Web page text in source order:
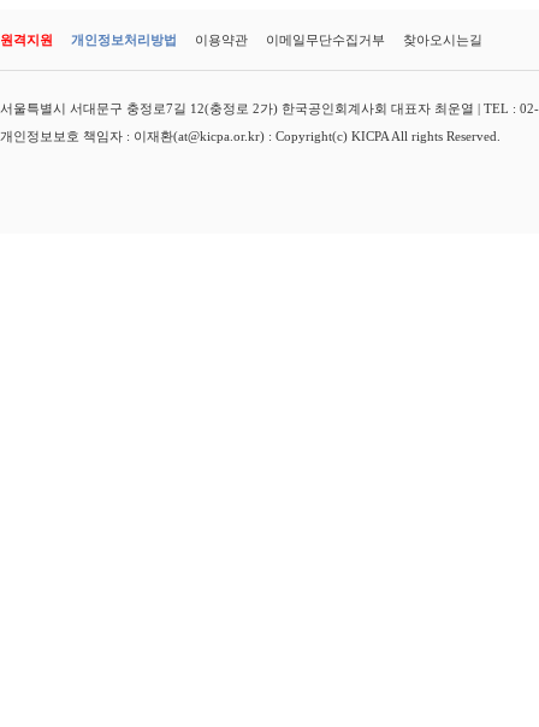
원격지원 개인정보처리방법 이용약관 이메일무단수집거부 찾아오시는길
서울특별시 서대문구 충정로7길 12(충정로 2가) 한국공인회계사회 대표자 최운열 | TEL :
개인정보보호 책임자 : 이재환(at@kicpa.or.kr) : Copyright(c) KICPA All rights Reserved.